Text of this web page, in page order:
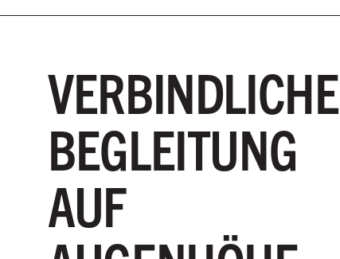
VERBINDLICHE
BEGLEITUNG
AUF